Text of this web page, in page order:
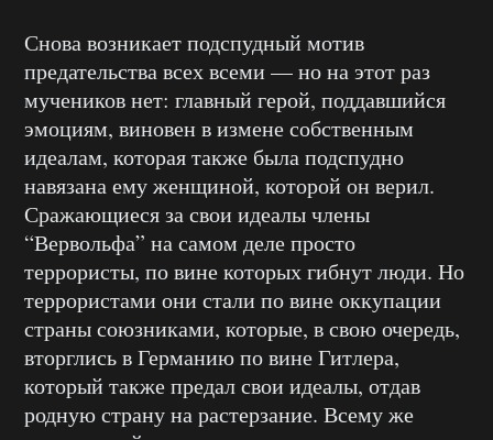
Снова возникает подспудный мотив
предательства всех всеми — но на этот раз
мучеников нет: главный герой, поддавшийся
эмоциям, виновен в измене собственным
идеалам, которая также была подспудно
навязана ему женщиной, которой он верил.
Сражающиеся за свои идеалы члены
“Вервольфа” на самом деле просто
террористы, по вине которых гибнут люди. Но
террористами они стали по вине оккупации
страны союзниками, которые, в свою очередь,
вторглись в Германию по вине Гитлера,
который также предал свои идеалы, отдав
родную страну на растерзание. Всему же